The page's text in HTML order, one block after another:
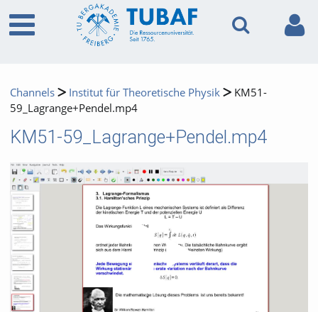
Channels Institut für Theoretische Physik
KM51-
59_Lagrange+Pendel.mp4
KM51-59_Lagrange+Pendel.mp4